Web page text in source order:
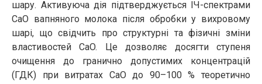
шару. Активуюча дія підтверджується ІЧ-спектрами
CaO вапняного молока після обробки у вихровому
шарі, що свідчить про структурні та фізичні зміни
властивостей CaO. Це дозволяє досягти ступеня
очищення до гранично допустимих концентрацій
(ГДК) при витратах CaO до 90–100 % теоретично